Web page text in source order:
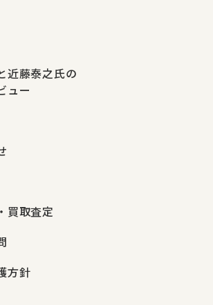
近藤泰之氏の
ュー
買取査定
方針